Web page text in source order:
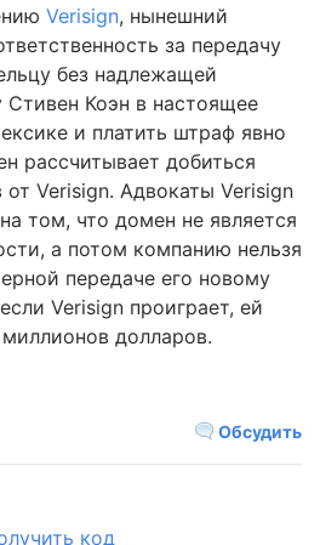
Verisign, нынешний
за передачу
без надлежащей
Стивен Коэн в настоящее
и платить штраф явно
рассчитывает добиться
Verisign. Адвокаты Verisign
том, что домен не является
а потом компанию нельзя
передаче его новому
Verisign проиграет, ей
долларов.
Обсудить
код